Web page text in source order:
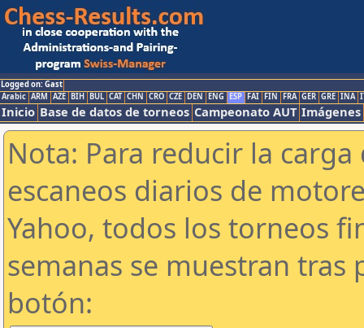
Logged on: Gast
Arabic ARM AZE BIH BUL CAT CHN CRO CZE DEN ENG ESP FAI FIN FRA GER GRE INA
Inicio Base de datos de torneos Campeonato AUT Imágenes
Nota: Para reducir la
escaneos diarios de
Yahoo, todos los torneos
semanas se muestran tras
botón: